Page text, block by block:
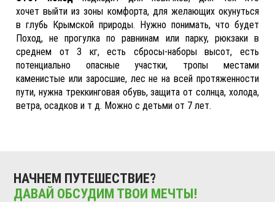
хочет выйти из зоны комфорта, для желающих окунуться
в глубь Крымской природы. Нужно понимать, что будет
Поход, не прогулка по равнинам или парку, рюкзаки в
среднем от 3 кг, есть сбросы-наборы высот, есть
потенциально опасные участки, тропы местами
каменистые или заросшие, лес не на всей протяженности
пути, нужна треккинговая обувь, защита от солнца, холода,
ветра, осадков и т д. Можно с детьми от 7 лет.
НАЧНЕМ ПУТЕШЕСТВИЕ?
ДАВАЙ ОБСУДИМ ТВОИ МЕЧТЫ!